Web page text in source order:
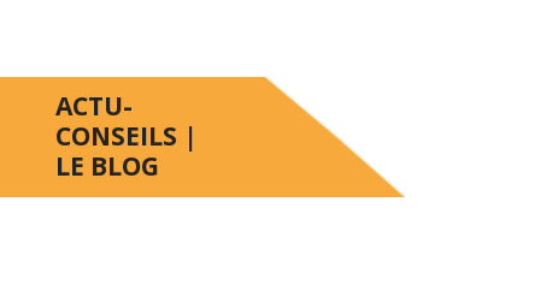
ACTU-
CONSEILS |
LE BLOG